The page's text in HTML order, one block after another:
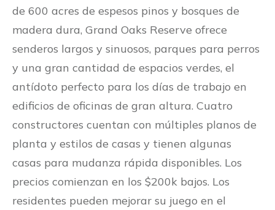
de 600 acres de espesos pinos y bosques de
madera dura, Grand Oaks Reserve ofrece
senderos largos y sinuosos, parques para perros
y una gran cantidad de espacios verdes, el
antídoto perfecto para los días de trabajo en
edificios de oficinas de gran altura. Cuatro
constructores cuentan con múltiples planos de
planta y estilos de casas y tienen algunas
casas para mudanza rápida disponibles. Los
precios comienzan en los $200k bajos. Los
residentes pueden mejorar su juego en el